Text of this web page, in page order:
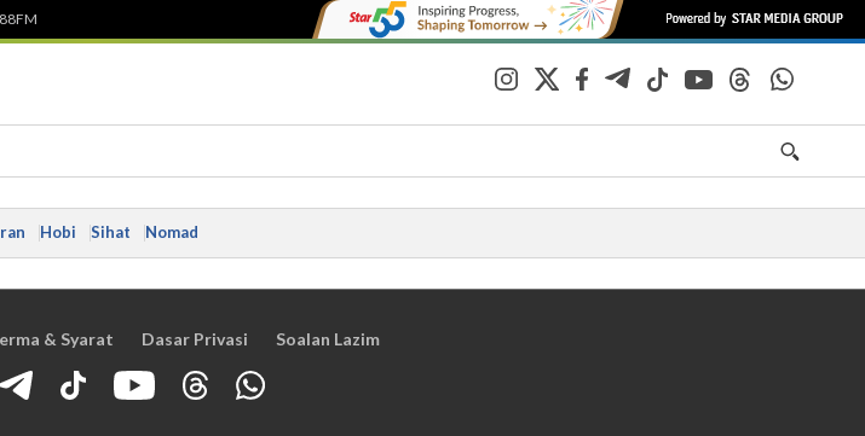
Hobi Sihat Nomad
& Syarat Dasar Privasi Soalan Lazim